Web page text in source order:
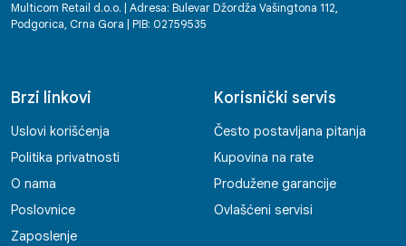
Multicom Retail d.o.o. | Adresa: Bulevar Džordža Vašingtona 112,
Podgorica, Crna Gora | PIB: 02759535
Brzi linkovi
Uslovi korišćenja
Politika privatnosti
O nama
Poslovnice
Zaposlenje
Korisnički servis
Često postavljana pitanja
Kupovina na rate
Produžene garancije
Ovlašćeni servisi